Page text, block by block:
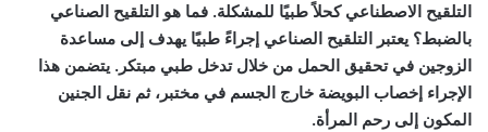
التلقيح الاصطناعي كحلاً طبيًا للمشكلة. فما هو التلقيح الصناعي
بالضبط؟ يعتبر التلقيح الصناعي إجراءً طبيًا يهدف إلى مساعدة
الزوجين في تحقيق الحمل من خلال تدخل طبي مبتكر. يتضمن هذا
الإجراء إخصاب البويضة خارج الجسم في مختبر، ثم نقل الجنين
المكون إلى رحم المرأة.